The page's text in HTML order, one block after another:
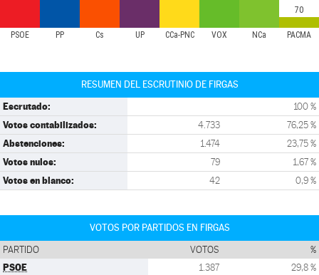
PSOE PP Cs UP CCa-PNC VOX NCa PACMA
70
RESUMEN DEL ESCRUTINIO DE FIRGAS
Escrutado: 100 %
Votos contabilizados: 4.733 76,25 %
Abstenciones: 1.474 23,75 %
Votos nulos: 79 1,67 %
Votos en blanco: 42 0,9 %
VOTOS POR PARTIDOS EN FIRGAS
PARTIDO VOTOS %
PSOE 1.387 29,8 %